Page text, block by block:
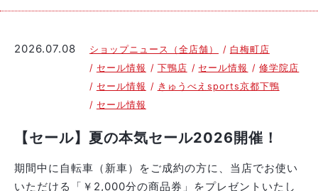
2026.07.08 ショップニュース（全店舗）
白梅町店
セール情報
下鴨店 セール情報
修学院店
セール情報
きゅうべえsports京都下鴨
セール情報
【セール】夏の本気セール2026開催！
期間中に自転車（新車）をご成約の方に、当店でお使い
いただける「￥2,000分の商品券」をプレゼントいたし